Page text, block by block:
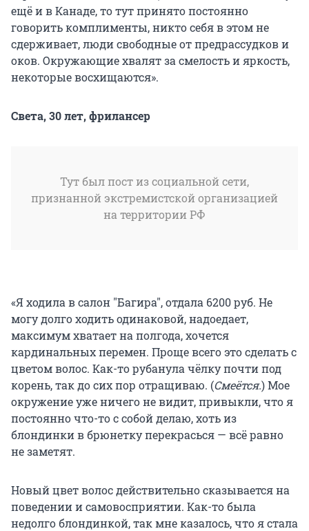
ещё и в Канаде, то тут принято постоянно
говорить комплименты, никто себя в этом не
сдерживает, люди свободные от предрассудков и
оков. Окружающие хвалят за смелость и яркость,
некоторые восхищаются».
Света, 30 лет, фрилансер
Тут был пост из социальной сети,
признанной экстремистской организацией
на территории РФ
«Я ходила в салон "Багира", отдала 6200 руб. Не
могу долго ходить одинаковой, надоедает,
максимум хватает на полгода, хочется
кардинальных перемен. Проще всего это сделать с
цветом волос. Как-то рубанула чёлку почти под
корень, так до сих пор отращиваю. (Смеётся.) Мое
окружение уже ничего не видит, привыкли, что я
постоянно что-то с собой делаю, хоть из
блондинки в брюнетку перекрасься — всё равно
не заметят.
Новый цвет волос действительно сказывается на
поведении и самовосприятии. Как-то была
недолго блондинкой, так мне казалось, что я стала